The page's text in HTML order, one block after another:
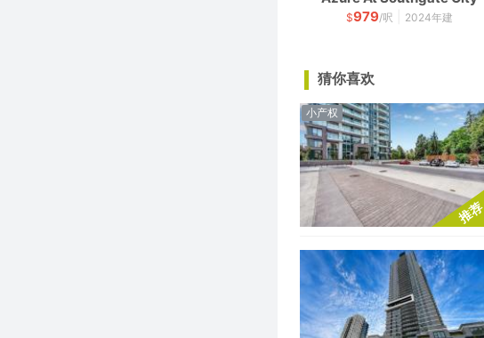
$979/呎 2024年建
猜你喜欢
推荐
小产权